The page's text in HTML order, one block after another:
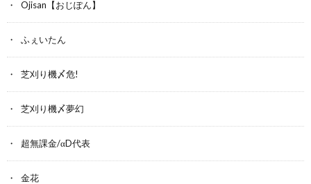
Ojisan【おじぽん】
ふぇいたん
芝刈り機〆危!
芝刈り機〆夢幻
超無課金/αD代表
金花